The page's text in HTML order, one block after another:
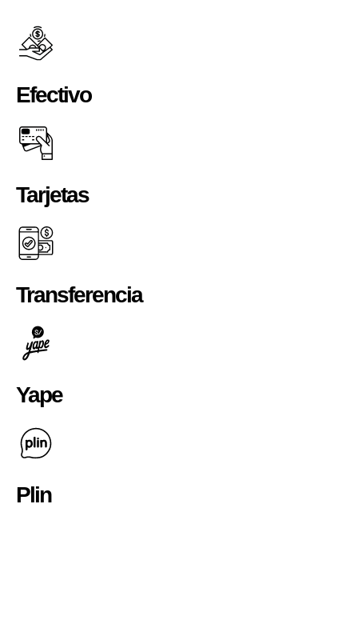
Efectivo
Tarjetas
Transferencia
Yape
Plin